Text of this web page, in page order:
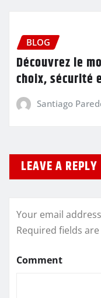
BLOG
Découvrez le
choix, sécurité
Santiago
LEAVE A REPLY
Your email
Required fields
Comment